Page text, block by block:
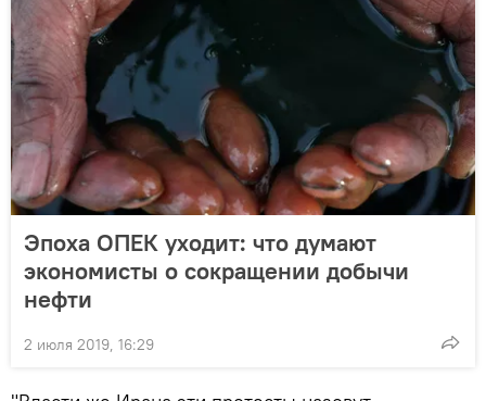
Эпоха ОПЕК уходит: что думают
экономисты о сокращении добычи
нефти
2 июля 2019, 16:29